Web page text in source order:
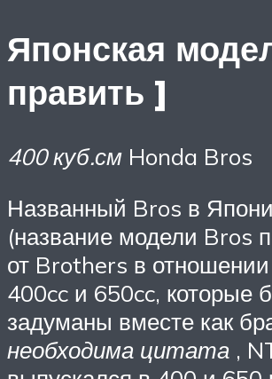
Японская
править ]
400 куб.см Honda Bros
Названный Bros в
(название модели Bros
от Brothers в
400cc и 650cc, которые
задуманы вместе как
необходима цитата ,